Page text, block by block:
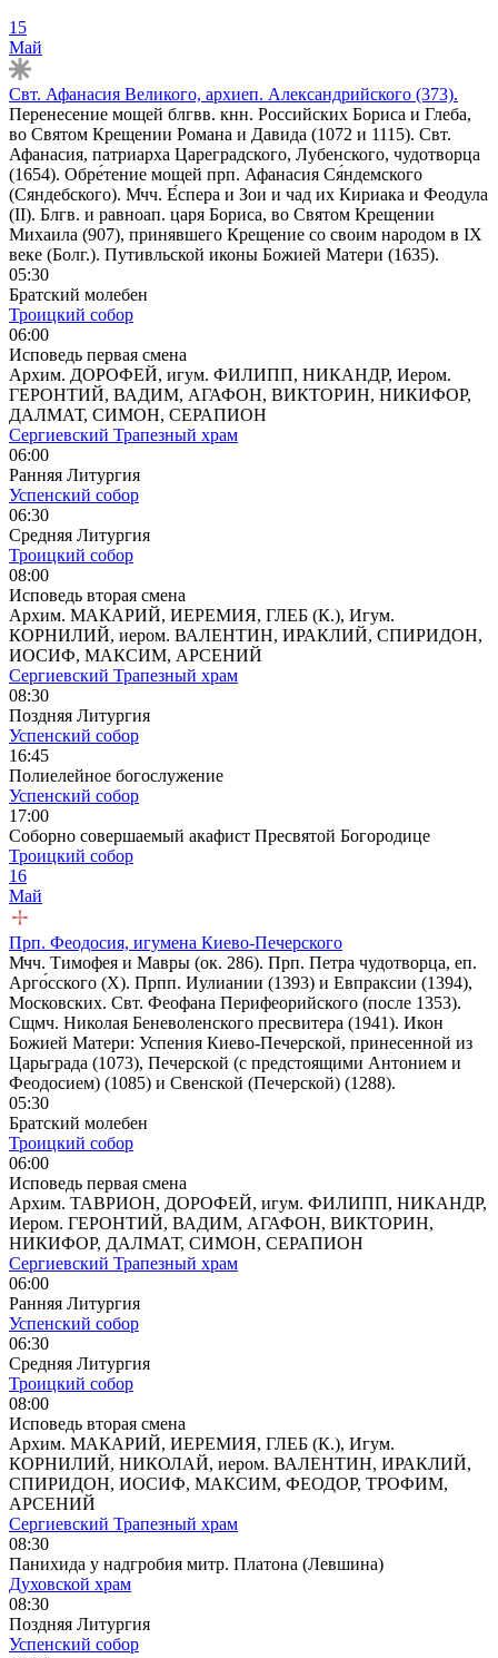
15
Май
Свт. Афанасия Великого, архиеп. Александрийского (373).
Перенесение мощей блгвв. кнн. Российских Бориса и Глеба,
во Святом Крещении Романа и Давида (1072 и 1115). Свт.
Афанасия, патриарха Цареградского, Лубенского, чудотворца
(1654). Обре́тение мощей прп. Афанасия Ся́ндемского
(Сяндебского). Мчч. Е́спера и Зои и чад их Кириака и Феодула
(II). Блгв. и равноап. царя Бориса, во Святом Крещении
Михаила (907), принявшего Крещение со своим народом в IX
веке (Болг.). Путивльской иконы Божией Матери (1635).
05:30
Братский молебен
Троицкий собор
06:00
Исповедь первая смена
Архим. ДОРОФЕЙ, игум. ФИЛИПП, НИКАНДР, Иером.
ГЕРОНТИЙ, ВАДИМ, АГАФОН, ВИКТОРИН, НИКИФОР,
ДАЛМАТ, СИМОН, СЕРАПИОН
Сергиевский Трапезный храм
06:00
Ранняя Литургия
Успенский собор
06:30
Средняя Литургия
Троицкий собор
08:00
Исповедь вторая смена
Архим. МАКАРИЙ, ИЕРЕМИЯ, ГЛЕБ (К.), Игум.
КОРНИЛИЙ, иером. ВАЛЕНТИН, ИРАКЛИЙ, СПИРИДОН,
ИОСИФ, МАКСИМ, АРСЕНИЙ
Сергиевский Трапезный храм
08:30
Поздняя Литургия
Успенский собор
16:45
Полиелейное богослужение
Успенский собор
17:00
Соборно совершаемый акафист Пресвятой Богородице
Троицкий собор
16
Май
Прп. Феодосия, игумена Киево-Печерского
Мчч. Тимофея и Мавры (ок. 286). Прп. Петра чудотворца, еп.
Арго́сского (X). Прпп. Иулиании (1393) и Евпраксии (1394),
Московских. Свт. Феофана Перифеорийского (после 1353).
Сщмч. Николая Беневоленского пресвитера (1941). Икон
Божией Матери: Успения Киево-Печерской, принесенной из
Царьграда (1073), Печерской (с предстоящими Антонием и
Феодосием) (1085) и Свенской (Печерской) (1288).
05:30
Братский молебен
Троицкий собор
06:00
Исповедь первая смена
Архим. ТАВРИОН, ДОРОФЕЙ, игум. ФИЛИПП, НИКАНДР,
Иером. ГЕРОНТИЙ, ВАДИМ, АГАФОН, ВИКТОРИН,
НИКИФОР, ДАЛМАТ, СИМОН, СЕРАПИОН
Сергиевский Трапезный храм
06:00
Ранняя Литургия
Успенский собор
06:30
Средняя Литургия
Троицкий собор
08:00
Исповедь вторая смена
Архим. МАКАРИЙ, ИЕРЕМИЯ, ГЛЕБ (К.), Игум.
КОРНИЛИЙ, НИКОЛАЙ, иером. ВАЛЕНТИН, ИРАКЛИЙ,
СПИРИДОН, ИОСИФ, МАКСИМ, ФЕОДОР, ТРОФИМ,
АРСЕНИЙ
Сергиевский Трапезный храм
08:30
Панихида у надгробия митр. Платона (Левшина)
Духовской храм
08:30
Поздняя Литургия
Успенский собор